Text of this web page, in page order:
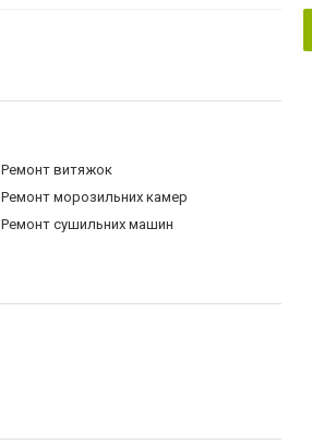
Ремонт витяжок
Ремонт морозильних камер
Ремонт сушильних машин